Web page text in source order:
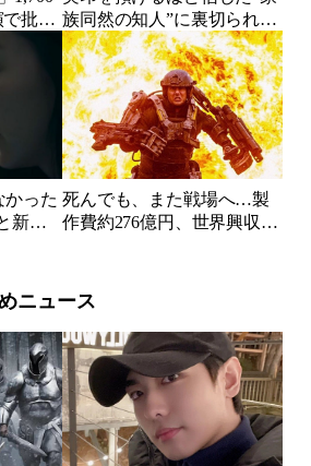
批判
ンが
族同然の知人”に裏切られ
た…収益9対1、10年間の奴
隷契約で人生が一変
かった
新ビ
死んでも、また戦場へ…製
作費約276億円、世界興収
ル』がついに配信
ニュース